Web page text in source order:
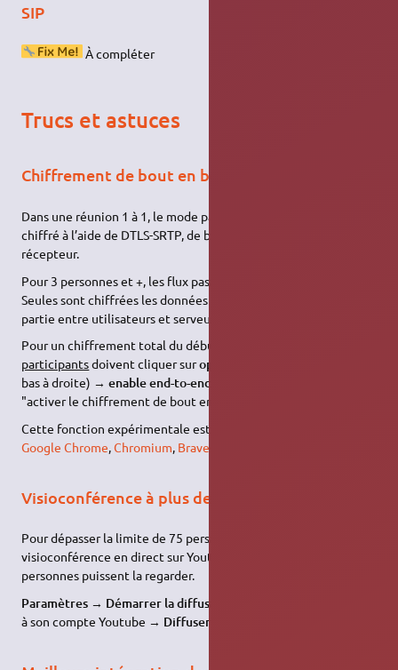
SIP
À compléter
Trucs et astuces
Chiffrement de bout en bout
Dans une réunion 1 à 1, le mode pair à pair (P2P) est utilisé et
chiffré à l’aide de DTLS-SRTP, de bout en bout, de l’émetteur au
récepteur.
Pour 3 personnes et +, les flux passent par vidéobridge Jitsi.
Seules sont chiffrées les données entre les serveurs Jitsi, la
partie entre utilisateurs et serveurs ne l'est pas par défaut.
Pour un chiffrement total du début à la fin (E2EE),
participantsdoivent cliquer suroption de sécurité
bas à droite) →enable end-to-end encryption
"activer le chiffrement de bout en bout").
Cette fonction expérimentale est utilisable sur les navigateurs
Google Chrome,Chromium, Brave
Visioconférence à plus de 75 personnes
Pour dépasser la limite de 75 personnes, il faut diffuser la
visioconférence en direct sur Youtube afin que les autres
personnes puissent la regarder.
Paramètres → Démarrer la diffusion en direct
à son compte Youtube → Diffuser le lien